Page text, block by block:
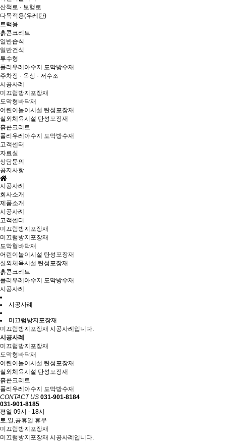
산책로 · 보행로
다목적용(우레탄)
트랙용
흙콘크리트
일반습식
일반건식
투수형
폴리우레아수지 도막방수재
주차장 · 옥상 · 저수조
시공사례
미끄럼방지포장재
도막형바닥재
어린이놀이시설 탄성포장재
실외체육시설 탄성포장재
흙콘크리트
폴리우레아수지 도막방수재
고객센터
자료실
상담문의
공지사항
시공사례
회사소개
제품소개
시공사례
고객센터
미끄럼방지포장재
미끄럼방지포장재
도막형바닥재
어린이놀이시설 탄성포장재
실외체육시설 탄성포장재
흙콘크리트
폴리우레아수지 도막방수재
시공사례
시공사례
미끄럼방지포장재
미끄럼방지포장재 시공사례입니다.
시공사례
미끄럼방지포장재
도막형바닥재
어린이놀이시설 탄성포장재
실외체육시설 탄성포장재
흙콘크리트
폴리우레아수지 도막방수재
CONTACT US 031-901-8184
031-901-8185
평일 09시 - 18시
토,일,공휴일 휴무
미끄럼방지포장재
미끄럼방지포장재 시공사례입니다.